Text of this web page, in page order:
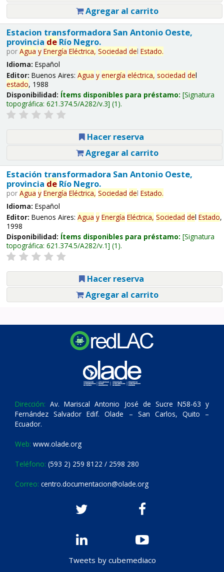
Agregar al carrito
Estacion transformadora San Antonio Oeste,
provincia deRío Negro.
por Agua y Energía Eléctrica, Sociedad del Estado.
Idioma: Español
Editor: Buenos Aires: Agua y energía eléctrica, sociedad del
estado, 1988
Disponibilidad: Ítems disponibles para préstamo: Signatura
topográfica: 621.374.5/A282/v.3 (1).
Hacer reserva
Agregar al carrito
Estación transformadora San Antonio Oeste,
provincia deRío Negro.
por Agua y Energía Eléctrica, Sociedad del Estado.
Idioma: Español
Editor: Buenos Aires: Agua y Energía Eléctrica, Sociedad del Estado,
1998
Disponibilidad: Ítems disponibles para préstamo: Signatura
topográfica: 621.374.5/A282/v.1 (1).
Hacer reserva
Agregar al carrito
Dirección: Av. Mariscal Antonio José de Sucre N58-63 y
Fernández Salvador Edif. Olade – San Carlos, Quito –
Ecuador.
Web: www.olade.org
Teléfono: (593 2) 259 8122 / 2598 280
Correo: centro.documentacion@olade.org
Tweets by cubemediaco